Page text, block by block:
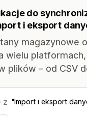
do
i eksport
magazynowe
wielu
plików – od CSV
z Import i eksport